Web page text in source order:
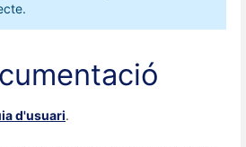
d'usuari.